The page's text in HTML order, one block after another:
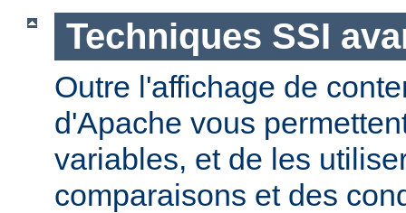
Techniques SSI
Outre l'affichage de
d'Apache vous
variables, et de les
comparaisons et des